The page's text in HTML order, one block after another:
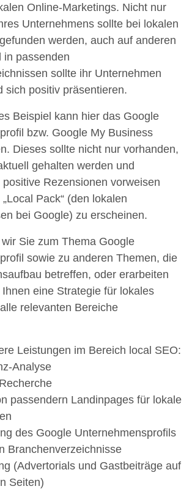
Online-Marketings. Nicht nur
Unternehmens sollte bei lokalen
werden, auch auf anderen
in passenden
sollte ihr Unternehmen
sich positiv präsentieren.
Beispiel kann hier das Google
bzw. Google My Business
Dieses sollte nicht nur vorhanden,
gehalten werden und
Rezensionen vorweisen
Pack“ (den lokalen
bei Google) zu erscheinen.
Sie zum Thema Google
sowie zu anderen Themen, die
betreffen, oder erarbeiten
eine Strategie für lokales
relevanten Bereiche
Leistungen im Bereich local SEO:
Analyse
passendern Landinpages für lokale
des Google Unternehmensprofils
Branchenverzeichnisse
(Advertorials und Gastbeiträge auf
Seiten)